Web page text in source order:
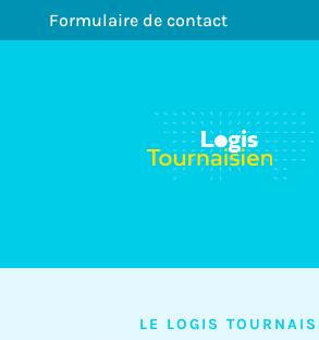
Formulaire de contact
LE LOGIS